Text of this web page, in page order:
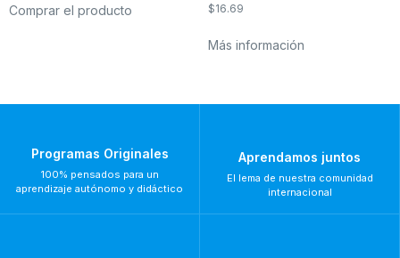
Comprar el producto $16.69
Más información
Programas Originales
100% pensados para un
aprendizaje autónomo y didáctico
Aprendamos juntos
El lema de nuestra comunidad
internacional